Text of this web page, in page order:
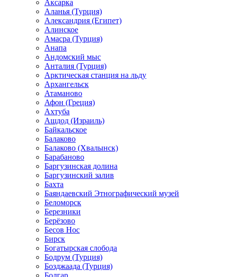
Аксарка
Аланья (Турция)
Александрия (Египет)
Алинское
Амасра (Турция)
Анапа
Андомский мыс
Анталия (Турция)
Арктическая станция на льду
Архангельск
Атаманово
Афон (Греция)
Ахтуба
Ашдод (Израиль)
Байкальское
Балаково
Балаково (Хвалынск)
Барабаново
Баргузинская долина
Баргузинский залив
Бахта
Баяндаевский Этнографический музей
Беломорск
Березники
Берёзово
Бесов Нос
Бирск
Богатырская слобода
Бодрум (Турция)
Бозджаада (Турция)
Болгар